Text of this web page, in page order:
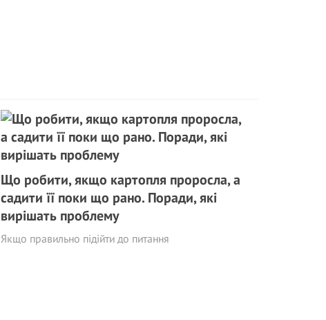
Що робити, якщо картопля проросла, а
садити її поки що рано. Поради, які
вирішать проблему
Якщо правильно підійти до питання